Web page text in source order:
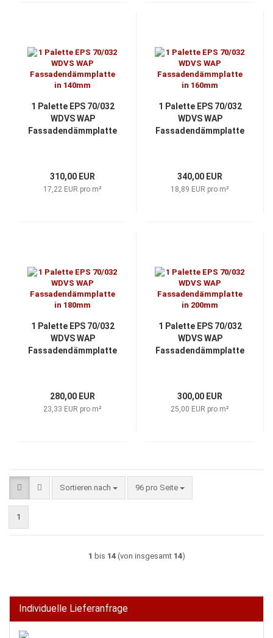
1 Palette EPS 70/032
WDVS WAP
Fassadendämmplatte
310,00 EUR
17,22 EUR pro m²
1 Palette EPS 70/032
WDVS WAP
Fassadendämmplatte
340,00 EUR
18,89 EUR pro m²
1 Palette EPS 70/032
WDVS WAP
Fassadendämmplatte
280,00 EUR
23,33 EUR pro m²
1 Palette EPS 70/032
WDVS WAP
Fassadendämmplatte
300,00 EUR
25,00 EUR pro m²
Sortieren nach
Sortieren nach 96 pro Seite
pro Seite
1
1 bis 14(von insgesamt 14)
Individuelle Lieferanfrage